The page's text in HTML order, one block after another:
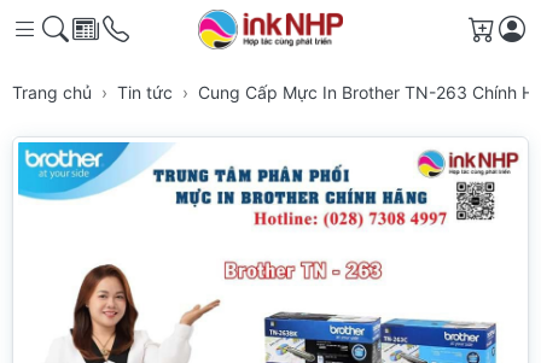
Giỏ
Trang chủ Tin tức Cung Cấp Mực In Brother TN-263 Chính